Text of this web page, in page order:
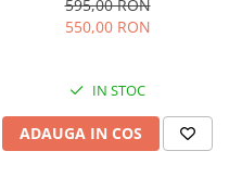
extensibila, maner reversibil,
595,00 RON
550,00 RON
IN STOC
ADAUGA IN COS